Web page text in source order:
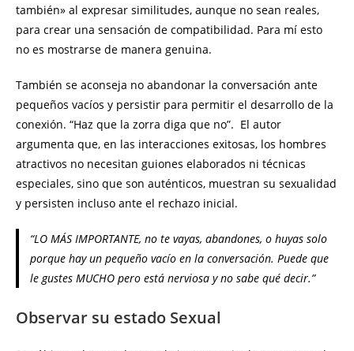
también» al expresar similitudes, aunque no sean reales,
para crear una sensación de compatibilidad. Para mí esto
no es mostrarse de manera genuina.
También se aconseja no abandonar la conversación ante
pequeños vacíos y persistir para permitir el desarrollo de la
conexión. “Haz que la zorra diga que no”. El autor
argumenta que, en las interacciones exitosas, los hombres
atractivos no necesitan guiones elaborados ni técnicas
especiales, sino que son auténticos, muestran su sexualidad
y persisten incluso ante el rechazo inicial.
“LO MÁS IMPORTANTE, no te vayas, abandones, o huyas solo
porque hay un pequeño vacío en la conversación. Puede que
le gustes MUCHO pero está nerviosa y no sabe qué decir.”
Observar su estado Sexual